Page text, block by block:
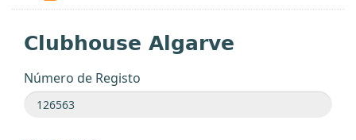
Clubhouse Algarve
Número de Registo